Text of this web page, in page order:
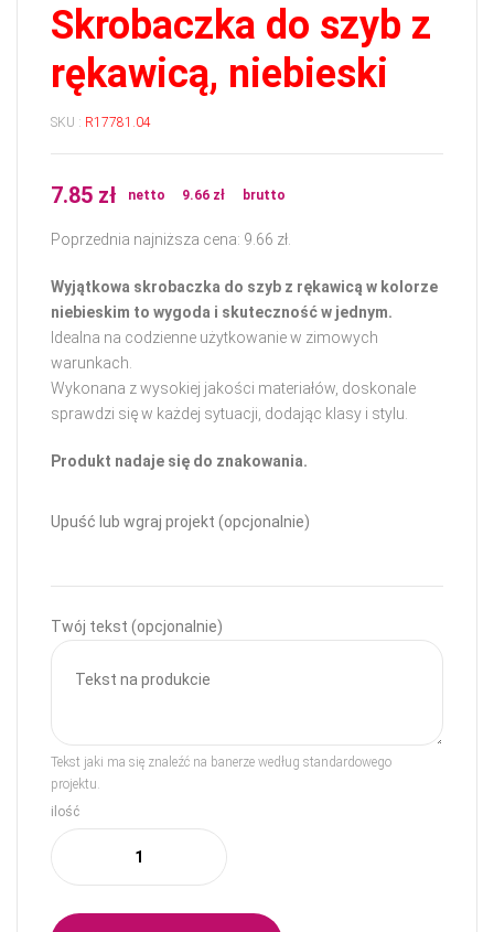
Skrobaczka do szyb z
rękawicą, niebieski
SKU : R17781.04
7.85 zł netto 9.66 zł brutto
Poprzednia najniższa cena: 9.66 zł
Wyjątkowa skrobaczka do szyb z rękawicą w kolorze
niebieskim to wygoda i skuteczność w jednym.
Idealna na codzienne użytkowanie w zimowych
warunkach.
Wykonana z wysokiej jakości materiałów, doskonale
sprawdzi się w każdej sytuacji, dodając klasy i stylu.
Produkt nadaje się do znakowania.
Upuść lub wgraj projekt (opcjonalnie)
Twój tekst (opcjonalnie)
Tekst jaki ma się znaleźć na banerze według standardowego
projektu.
ilość